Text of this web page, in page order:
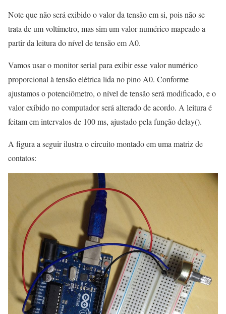
Note que não será exibido o valor da tensão em si, pois não se
trata de um voltímetro, mas sim um valor numérico mapeado a
partir da leitura do nível de tensão em A0.
Vamos usar o monitor serial para exibir esse valor numérico
proporcional à tensão elétrica lida no pino A0. Conforme
ajustamos o potenciômetro, o nível de tensão será modificado, e o
valor exibido no computador será alterado de acordo. A leitura é
feitam em intervalos de 100 ms, ajustado pela função delay().
A figura a seguir ilustra o circuito montado em uma matriz de
contatos: